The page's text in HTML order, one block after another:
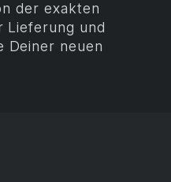
der exakten
Lieferung und
Deiner neuen